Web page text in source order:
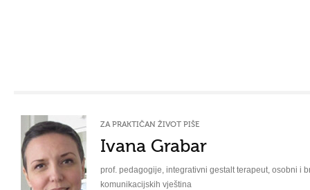
ZA PRAKTIČAN ŽIVOT PIŠE
Ivana Grabar
prof. pedagogije, integrativni gestalt terapeut, osobni i
komunikacijskih vještina